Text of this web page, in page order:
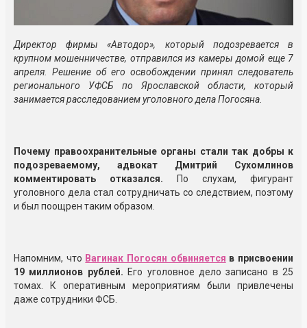
Директор фирмы «Автодор», который подозревается в
крупном мошенничестве, отправился из камеры домой еще 7
апреля. Решение об его освобождении принял следователь
регионального УФСБ по Ярославской области, который
занимается расследованием уголовного дела Погосяна.
Почему правоохранительные органы стали так добры к
подозреваемому, адвокат Дмитрий Сухомлинов
комментировать отказался.
По слухам, фигурант
уголовного дела стал сотрудничать со следствием, поэтому
и был поощрен таким образом.
Напомним, что Вагинак Погосян обвиняется в присвоении
19 миллионов рублей. Его уголовное дело записано в 25
томах. К оперативным мероприятиям были привлечены
даже сотрудники ФСБ.